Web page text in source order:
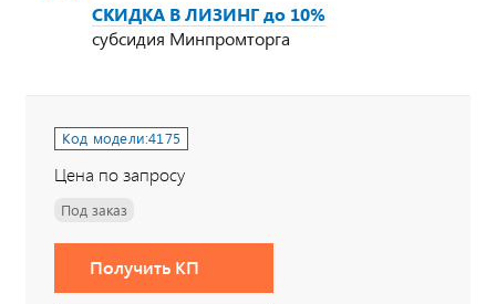
СКИДКА В ЛИЗИНГ до 10%
субсидия Минпромторга
Код модели:4175
Цена по запросу
Под заказ
Получить КП